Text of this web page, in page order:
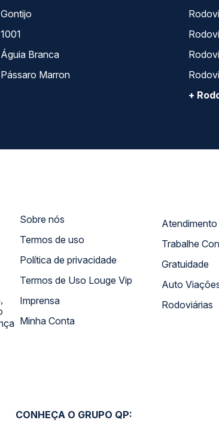
Branca
Marron
+
Sobre nós
Termos de uso
Política de privacidade
Termos de Uso Louge Vip
Imprensa
Minha Conta
Trabalhe
Gratuidade
Auto
Rodoviárias
CONHEÇA O GRUPO QP: